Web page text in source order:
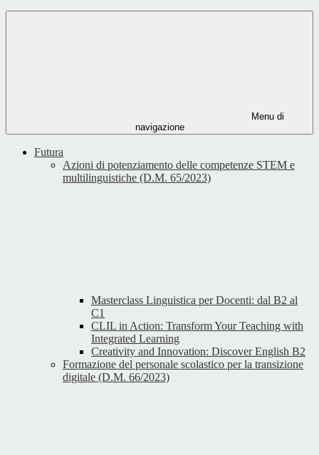
Menu di
navigazione
Futura
Azioni di potenziamento delle competenze STEM e
multilinguistiche (D.M. 65/2023)
Masterclass Linguistica per Docenti: dal B2 al
C1
CLIL in Action: Transform Your Teaching with
Integrated Learning
Creativity and Innovation: Discover English B2
Formazione del personale scolastico per la transizione
digitale (D.M. 66/2023)